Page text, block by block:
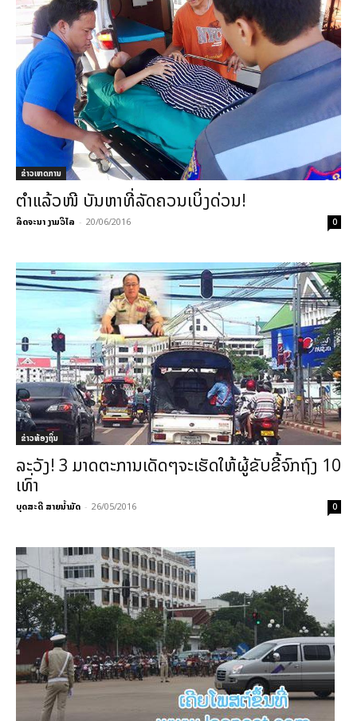
ຂ່າວເຫດການ
ຕຳແລ້ວໜີ ບັນຫາທີ່ລັດຄວນເບິ່ງດ່ວນ!
ລິດຈະນາ ງາມວິໄລ - 20/06/2016 0
ຂ່າວທ້ອງຖິ່ນ
ລະວັງ! 3 ມາດຕະການເດັດໆຈະເຮັດໃຫ້ຜູ້ຂັບຂີ້ຈົກຖົງ 10
ເທົ່າ
ບຸດສະດີ ສາຍນ້ຳມັດ - 26/05/2016 0